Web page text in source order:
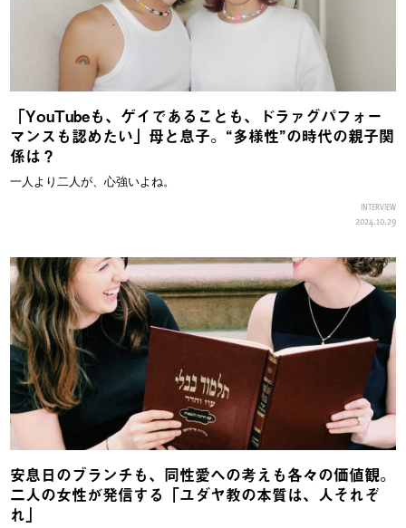
「YouTubeも、ゲイであることも、ドラァグパフォー
マンスも認めたい」母と息子。“多様性”の時代の親子関
係は？
一人より二人が、心強いよね。
INTERVIEW
2024.10.29
安息日のブランチも、同性愛への考えも各々の価値観。
二人の女性が発信する「ユダヤ教の本質は、人それぞ
れ」